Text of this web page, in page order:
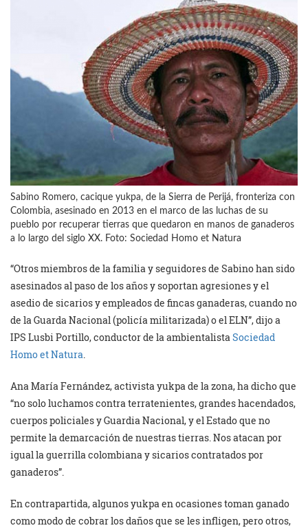
Sabino Romero, cacique yukpa, de la Sierra de Perijá, fronteriza con
Colombia, asesinado en 2013 en el marco de las luchas de su
pueblo por recuperar tierras que quedaron en manos de ganaderos
a lo largo del siglo XX. Foto: Sociedad Homo et Natura
“Otros miembros de la familia y seguidores de Sabino han sido
asesinados al paso de los años y soportan agresiones y el
asedio de sicarios y empleados de fincas ganaderas, cuando no
de la Guarda Nacional (policía militarizada) o el ELN”, dijo a
IPS Lusbi Portillo, conductor de la ambientalista Sociedad
Homo et Natura
Ana María Fernández, activista yukpa de la zona, ha dicho que
“no solo luchamos contra terratenientes, grandes hacendados,
cuerpos policiales y Guardia Nacional, y el Estado que no
permite la demarcación de nuestras tierras. Nos atacan por
igual la guerrilla colombiana y sicarios contratados por
ganaderos”.
En contrapartida, algunos yukpa en ocasiones toman ganado
como modo de cobrar los daños que se les infligen, pero otros,